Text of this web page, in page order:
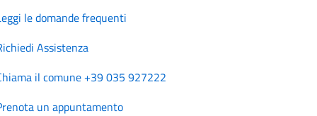
le domande frequenti
Assistenza
il comune +39 035 927222
un appuntamento